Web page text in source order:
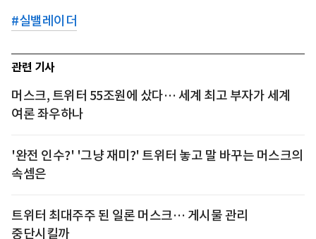
#실밸레이더
관련 기사
머스크, 트위터 55조원에 샀다… 세계 최고 부자가 세계
여론 좌우하나
'완전 인수?' '그냥 재미?' 트위터 놓고 말 바꾸는 머스크의
속셈은
트위터 최대주주 된 일론 머스크… 게시물 관리
중단시킬까